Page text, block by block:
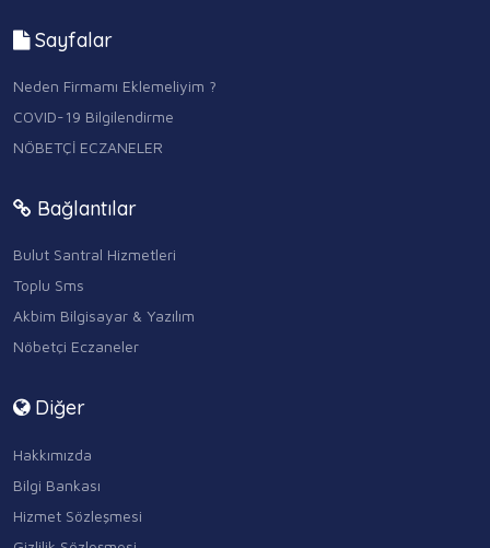
Sayfalar
Neden Firmamı Eklemeliyim ?
COVID-19 Bilgilendirme
NÖBETÇİ ECZANELER
Bağlantılar
Bulut Santral Hizmetleri
Toplu Sms
Akbim Bilgisayar & Yazılım
Nöbetçi Eczaneler
Diğer
Hakkımızda
Bilgi Bankası
Hizmet Sözleşmesi